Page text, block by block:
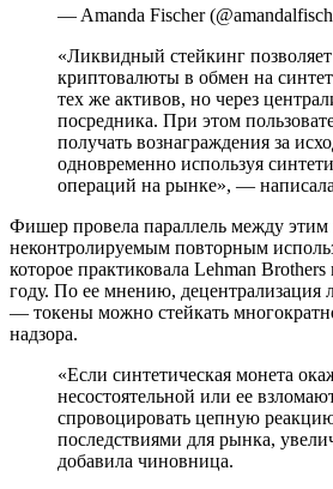
— Amanda Fischer
«Ликвидный стейкинг
криптовалюты в обмен на
тех же активов, но через
посредника. При этом
получать вознаграждения за
одновременно используя
операций на рынке», —
Фишер провела параллель между этим
неконтролируемым повторным
которое практиковала Lehman
году. По ее мнению, децентрализация
— токены можно стейкать
надзора.
«Если синтетическая монета
несостоятельной или ее
спровоцировать цепную
последствиями для рынка,
добавила чиновница.